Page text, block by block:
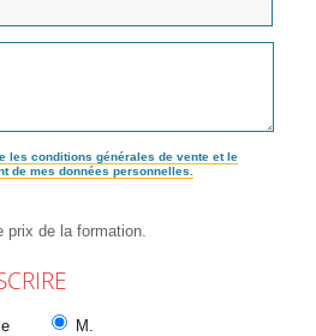
les conditions générales de vente et le
de mes données personnelles.
prix de la formation.
M.